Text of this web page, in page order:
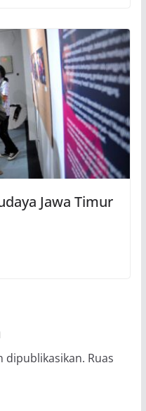
Jawa Timur
dipublikasikan. Ruas